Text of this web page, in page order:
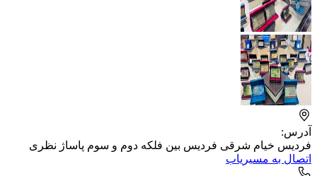
آدرس:
فردیس خیام شرقی فردیس بین فلکه دوم و سوم پاساژ نظری
اتصال به مسیریاب